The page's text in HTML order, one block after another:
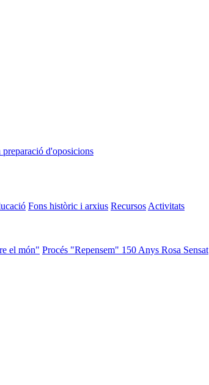
d'oposicions
Fons històric i arxius Recursos Activitats
el món" Procés "Repensem" 150 Anys Rosa Sensat